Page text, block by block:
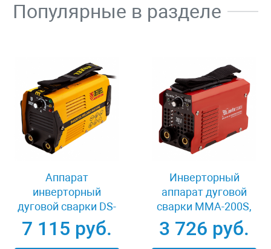
Популярные в разделе
Аппарат
инверторный
дуговой сварки DS-
200 Compact, 200 А,
ПВ 70% Denzel 94373
7 115 руб.
Инверторный
аппарат дуговой
сварки MMA-200S,
200 А, ПВ60% MTX
94391
3 726 руб.